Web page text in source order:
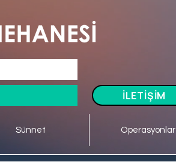
İLETİŞİM
Sünnet Operasyonlar